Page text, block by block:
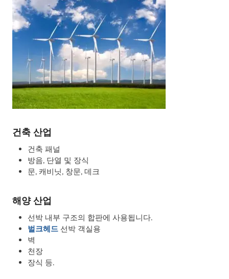
건축 산업
건축 패널
방음, 단열 및 장식
문, 캐비닛, 창문, 데크
해양 산업
선박 내부 구조의 합판에 사용됩니다.
벌크헤드 선박 객실용
벽
천장
장식 등.